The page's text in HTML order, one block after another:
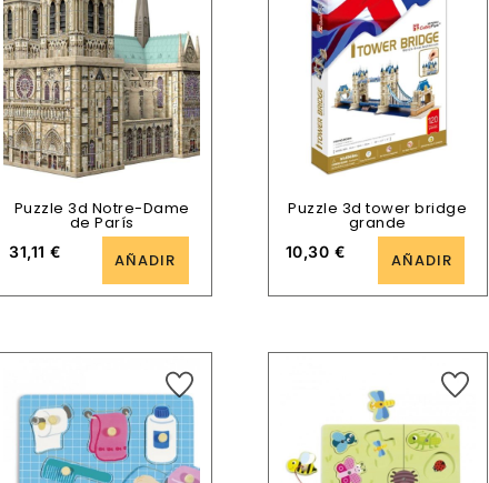
Puzzle 3d Notre-Dame
de París
31,11€ AÑADIR
Puzzle 3d tower bridge
grande
10,30 € AÑADIR